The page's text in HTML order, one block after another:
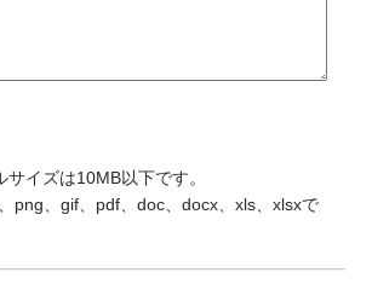
イズは10MB以下です。
png、gif、pdf、doc、docx、xls、xlsxで